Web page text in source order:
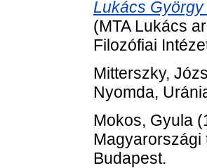
Lukács
(MTA Lukács
Filozófiai
Mitterszky,
Nyomda,
Mokos, Gyula
Magyarországi
Budapest.